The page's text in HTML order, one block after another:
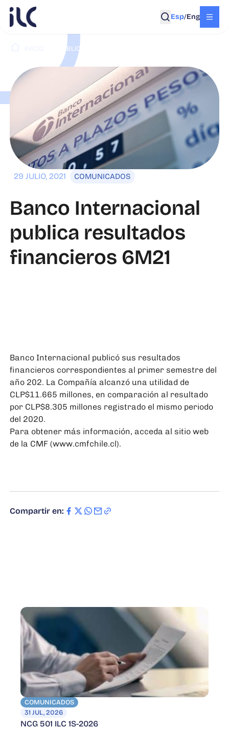
Eng
/
Esp
PUBLICACIONES
COMUNICADOS
29 JULIO, 2021
Banco Internacional
publica resultados
financieros 6M21
Banco Internacional publicó sus resultados
financieros correspondientes al primer semestre del
año 202. La Compañía alcanzó una utilidad de
CLP$11.665 millones, en comparación al resultado
por CLP$8.305 millones registrado el mismo periodo
del 2020.
Para obtener más información, acceda al sitio web
de la CMF (www.cmfchile.cl).
Compartir en:
COMUNICADOS
31 JUL, 2026
NCG 501 ILC 1S-2026